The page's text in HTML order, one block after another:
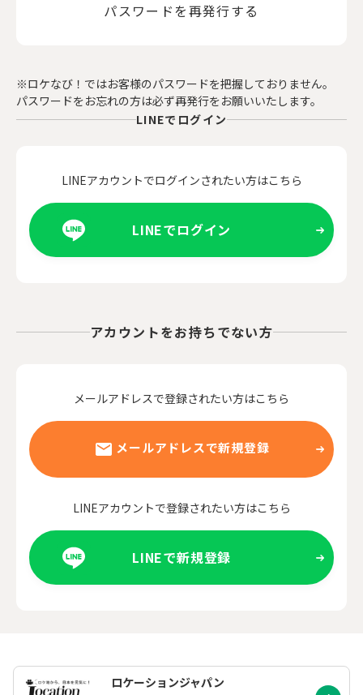
パスワードを再発行する
※ロケなび！ではお客様のパスワードを把握しておりません。
パスワードをお忘れの方は必ず再発行をお願いいたします。
LINEでログイン
LINEアカウントでログインされたい方はこちら
LINEでログイン
アカウントをお持ちでない方
メールアドレスで登録されたい方はこちら
メールアドレスで新規登録
LINEアカウントで登録されたい方はこちら
LINEで新規登録
ロケーションジャパン